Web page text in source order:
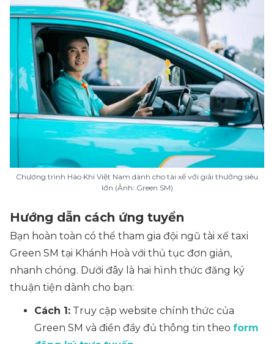
Chương trình Hào Khí Việt Nam dành cho tài xế với giải thưởng siêu
lớn (Ảnh: Green SM)
Hướng dẫn cách ứng tuyển
Bạn hoàn toàn có thể tham gia đội ngũ tài xế taxi
Green SM tại Khánh Hoà với thủ tục đơn giản,
nhanh chóng. Dưới đây là hai hình thức đăng ký
thuận tiện dành cho bạn:
Cách 1: Truy cập website chính thức của
Green SM và điền đầy đủ thông tin theo form